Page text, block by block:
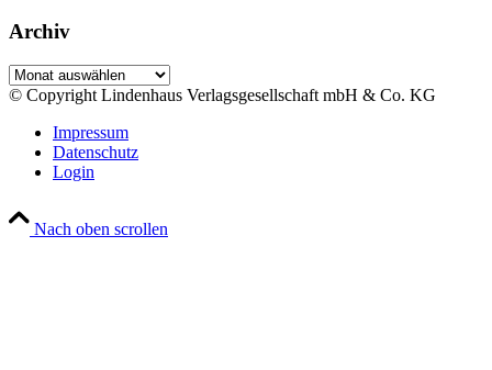
Archiv
Archiv
© Copyright Lindenhaus Verlagsgesellschaft mbH & Co. KG
Impressum
Datenschutz
Login
Nach oben scrollen